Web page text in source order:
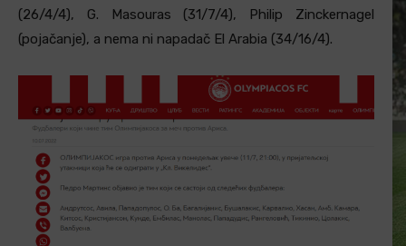
(26/4/4), G. Masouras (31/7/4), Philip Zinckernagel
(pojačanje), a nema ni napadač El Arabia (34/16/4).